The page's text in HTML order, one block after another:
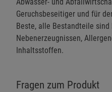
Geruchsbeseitiger und für
Beste, alle Bestandteile
Nebenerzeugnissen,
Inhaltsstoffen.
Fragen zum Produkt